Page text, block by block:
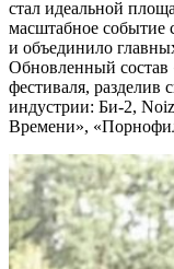
стал идеальной
масштабное событие
и объединило
Обновленный состав
фестиваля, разделив
индустрии: Би-2,
Времени»,